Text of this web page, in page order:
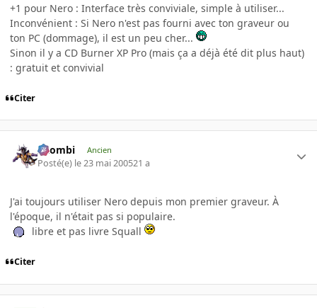
+1 pour Nero : Interface très conviviale, simple à utiliser...
Inconvénient : Si Nero n'est pas fourni avec ton graveur ou
ton PC (dommage), il est un peu cher...
Sinon il y a CD Burner XP Pro (mais ça a déjà été dit plus haut)
: gratuit et convivial
Citer
XZombi Ancien
Posté(e) le 23 mai 200521 a
J'ai toujours utiliser Nero depuis mon premier graveur. À
l'époque, il n'était pas si populaire.
libre et pas livre Squall
Citer